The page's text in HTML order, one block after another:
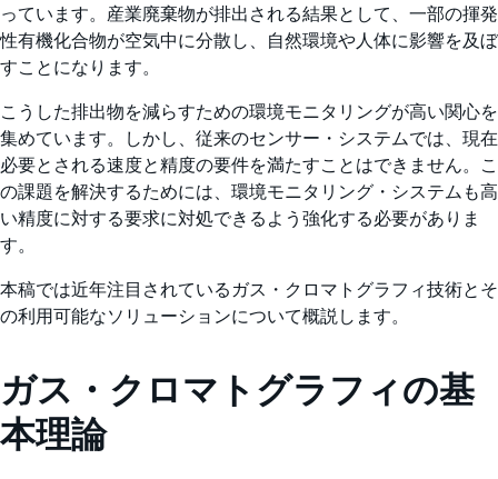
っています。産業廃棄物が排出される結果として、一部の揮発
性有機化合物が空気中に分散し、自然環境や人体に影響を及ぼ
すことになります。
こうした排出物を減らすための環境モニタリングが高い関心を
集めています。しかし、従来のセンサー・システムでは、現在
必要とされる速度と精度の要件を満たすことはできません。こ
の課題を解決するためには、環境モニタリング・システムも高
い精度に対する要求に対処できるよう強化する必要がありま
す。
本稿では近年注目されているガス・クロマトグラフィ技術とそ
の利用可能なソリューションについて概説します。
ガス・クロマトグラフィの基
本理論